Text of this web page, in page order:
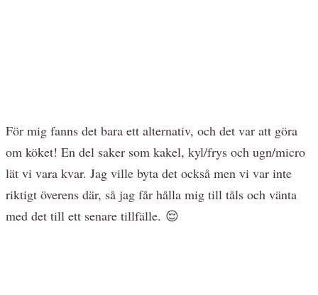
För mig fanns det bara ett alternativ, och det var att göra
om köket! En del saker som kakel, kyl/frys och ugn/micro
lät vi vara kvar. Jag ville byta det också men vi var inte
riktigt överens där, så jag får hålla mig till tåls och vänta
med det till ett senare tillfälle. 😌